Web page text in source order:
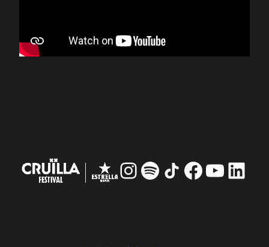
Instagram
# TikTokFacebook